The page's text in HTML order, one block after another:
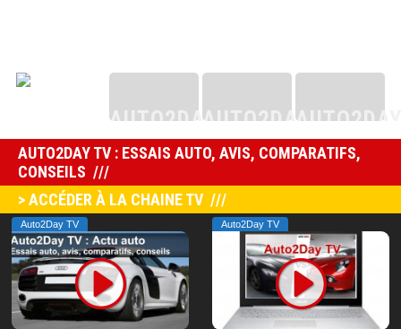
AUTO2DAYAUTO2DAYAUTO2DAY
AUTO2DAY
AUTO2DAY TV : ESSAIS AUTO, AVIS, COMPARATIFS,
CONSEILS
> ACCÉDER À LA CHAINE TV
Auto2Day TV Auto2Day TV